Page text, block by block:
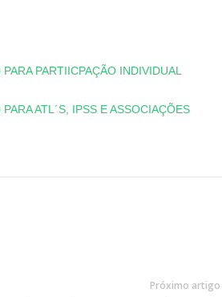
PARTIICPAÇÃO INDIVIDUAL
ATL´S, IPSS E ASSOCIAÇÕES
Próximo artigo